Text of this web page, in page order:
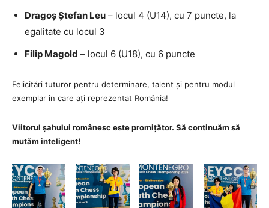
Dragoș Ștefan Leu – locul 4 (U14), cu 7 puncte, la
egalitate cu locul 3
Filip Magold – locul 6 (U18), cu 6 puncte
Felicitări tuturor pentru determinare, talent și pentru modul
exemplar în care ați reprezentat România!
Viitorul șahului românesc este promițător. Să continuăm să
mutăm inteligent!